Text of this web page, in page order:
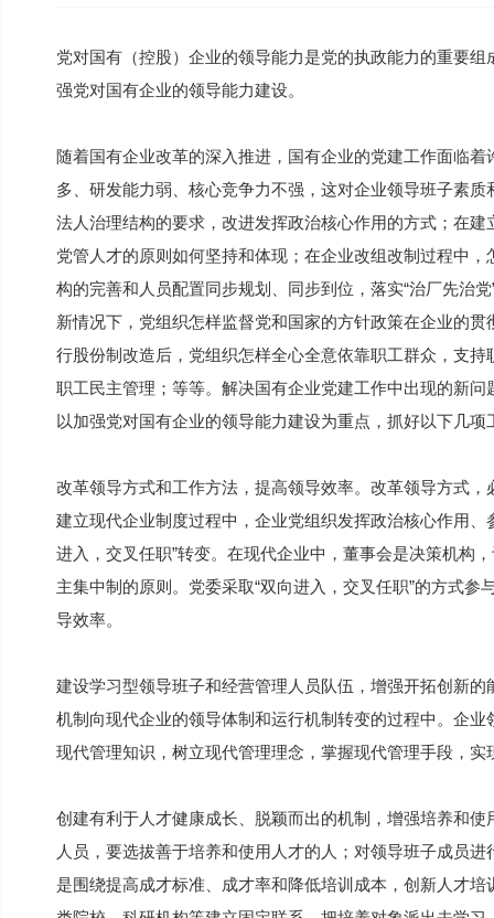
党对国有（控股）企业的领导能力是党的执政能力的重要
强党对国有企业的领导能力建设。
随着国有企业改革的深入推进，国有企业的党建工作面临
多、研发能力弱、核心竞争力不强，这对企业领导班子素
法人治理结构的要求，改进发挥政治核心作用的方式；在
党管人才的原则如何坚持和体现；在企业改组改制过程中
构的完善和人员配置同步规划、同步到位，落实“治厂先治
新情况下，党组织怎样监督党和国家的方针政策在企业的
行股份制改造后，党组织怎样全心全意依靠职工群众，支
职工民主管理；等等。解决国有企业党建工作中出现的新
以加强党对国有企业的领导能力建设为重点，抓好以下几项
改革领导方式和工作方法，提高领导效率。改革领导方式
建立现代企业制度过程中，企业党组织发挥政治核心作用
进入，交叉任职”转变。在现代企业中，董事会是决策机构
主集中制的原则。党委采取“双向进入，交叉任职”的方式
导效率。
建设学习型领导班子和经营管理人员队伍，增强开拓创新
机制向现代企业的领导体制和运行机制转变的过程中。企
现代管理知识，树立现代管理理念，掌握现代管理手段，
创建有利于人才健康成长、脱颖而出的机制，增强培养和
人员，要选拔善于培养和使用人才的人；对领导班子成员
是围绕提高成才标准、成才率和降低培训成本，创新人才